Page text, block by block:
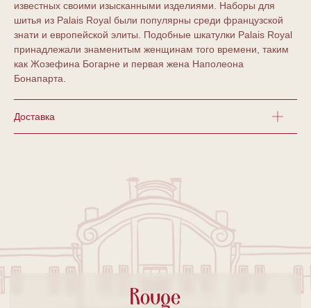
известных своими изысканными изделиями. Наборы для
шитья из Palais Royal были популярны среди французской
знати и европейской элиты. Подобные шкатулки Palais Royal
принадлежали знаменитым женщинам того времени, таким
как Жозефина Богарне и первая жена Наполеона
Бонапарта.
Доставка